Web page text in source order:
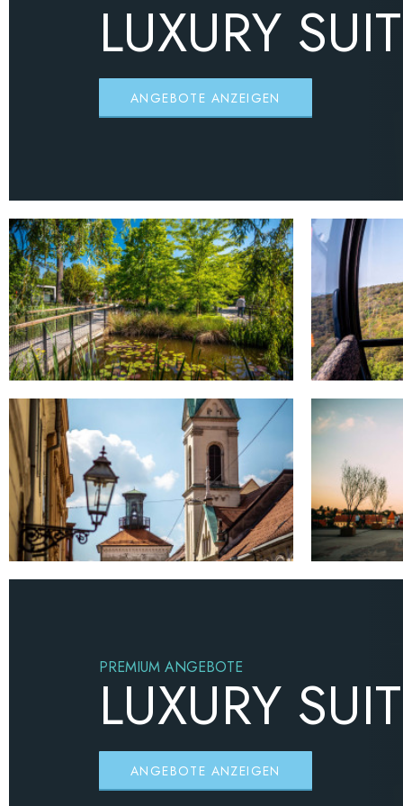
LUXURY
ANGEBOTE ANZEIGEN
PREMIUM ANGEBOTE
LUXURY
ANGEBOTE ANZEIGEN